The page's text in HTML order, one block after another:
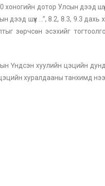
дотор Улсын дээд шүүхэд
дээд шүүх …”, 8.2, 8.3, 9.3
зөрчсөн эсэхийг
Үндсэн хуулийн цэцийн
хуралдааны танхимд